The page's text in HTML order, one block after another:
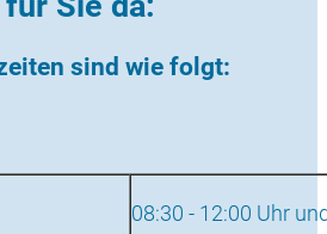
sind wie folgt:
08:30 - 12:00 Uhr